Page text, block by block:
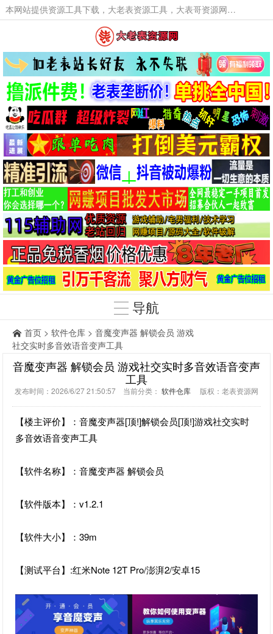
本网站提供资源工具下载，大老表资源工具，大表哥资源网软件工具，大老表资源下载，活动线报福利资源分享,活动线报，大型网游经典游戏，网络热门技术游戏辅助交流与分享。
导航
首页 > 软件仓库 > 音魔变声器 解锁会员 游戏
社交实时多音效语音变声工具
音魔变声器 解锁会员 游戏社交实时多音效语音变声
工具
发布时间：2026/6/27 21:50:57 当前分类： 软件仓库 版权：老表资源网
【楼主评价】：音魔变声器[顶!]解锁会员[顶!]游戏社交实时
多音效语音变声工具
【软件名称】：音魔变声器 解锁会员
【软件版本】：v1.2.1
【软件大小】：39m
【测试平台】:红米Note 12T Pro/澎湃2/安卓15